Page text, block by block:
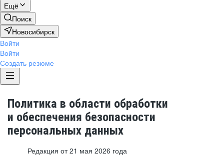
Ещё
Поиск
Новосибирск
Войти
Войти
Создать резюме
Политика в области обработки
и обеспечения безопасности
персональных данных
Редакция от 21 мая 2026 года